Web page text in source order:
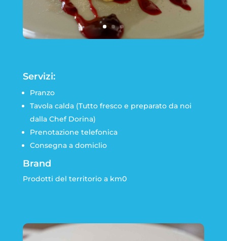
Servizi:
Pranzo
Tavola calda (Tutto fresco e preparato da noi
dalla Chef Dorina)
Prenotazione telefonica
Consegna a domiclio
Brand
Prodotti del territorio a km0